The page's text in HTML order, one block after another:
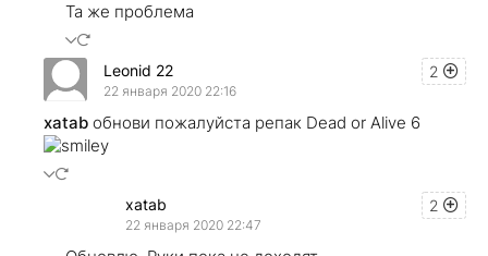
Та же проблема
2
Leonid 22
22 января 2020 22:16
xatab обнови пожалуйста репак Dead or Alive 6
2
xatab
22 января 2020 22:47